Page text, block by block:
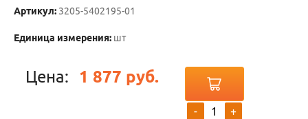
Артикул: 3205-5402195-01
Единица измерения: шт
Цена: 1 877 руб.
- +